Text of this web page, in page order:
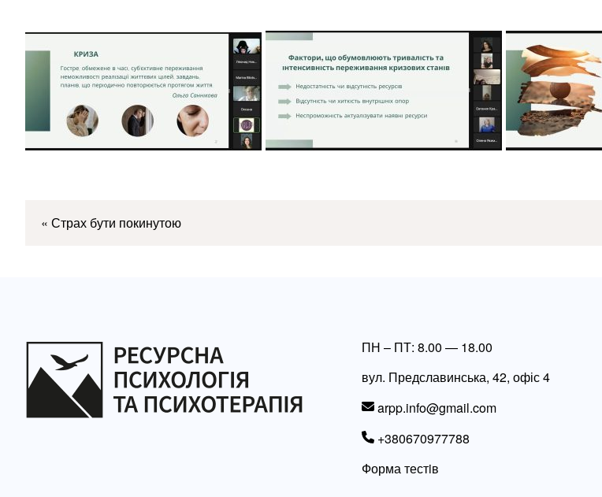
« Страх бути покинутою
ПН – ПТ: 8.00 — 18.00
вул. Предславинська, 42, офіс 4
arpp.info@gmail.com
+380670977788
Форма тестiв